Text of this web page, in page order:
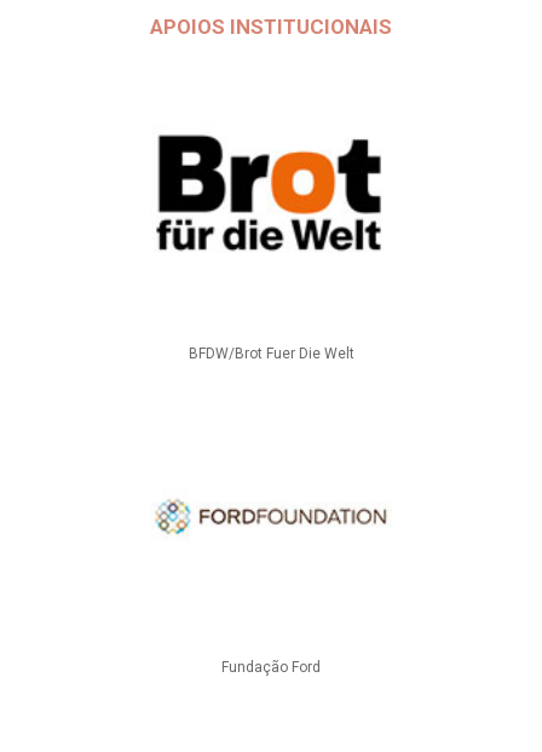
APOIOS INSTITUCIONAIS
BFDW/Brot Fuer Die Welt
Fundação Ford